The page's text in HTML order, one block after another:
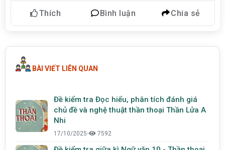
Thích Bình luận Chia sẻ
BÀI VIẾT LIÊN QUAN
Đề kiểm tra Đọc hiểu, phân tích đánh giá
chủ đề và nghệ thuật thần thoại Thần Lửa A
Nhi
17/10/2025• 7592